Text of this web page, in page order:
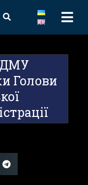
Голови